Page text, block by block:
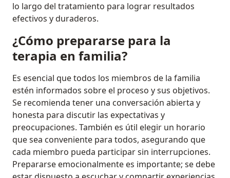
lo largo del tratamiento para lograr resultados
efectivos y duraderos.
¿Cómo prepararse para la
terapia en familia?
Es esencial que todos los miembros de la familia
estén informados sobre el proceso y sus objetivos.
Se recomienda tener una conversación abierta y
honesta para discutir las expectativas y
preocupaciones. También es útil elegir un horario
que sea conveniente para todos, asegurando que
cada miembro pueda participar sin interrupciones.
Prepararse emocionalmente es importante; se debe